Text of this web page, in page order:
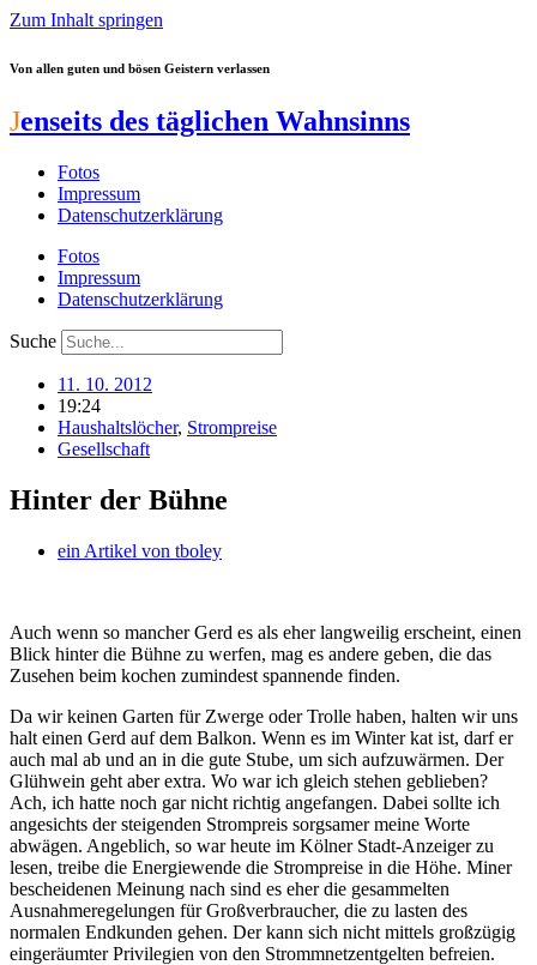
Zum Inhalt springen
Von allen guten und bösen Geistern verlassen
Jenseits des täglichen Wahnsinns
Fotos
Impressum
Datenschutzerklärung
Fotos
Impressum
Datenschutzerklärung
Suche
11. 10. 2012
19:24
Haushaltslöcher, Strompreise
Gesellschaft
Hinter der Bühne
ein Artikel von tboley
Auch wenn so mancher Gerd es als eher langweilig erscheint, einen
Blick hinter die Bühne zu werfen, mag es andere geben, die das
Zusehen beim kochen zumindest spannende finden.
Da wir keinen Garten für Zwerge oder Trolle haben, halten wir uns
halt einen Gerd auf dem Balkon. Wenn es im Winter kat ist, darf er
auch mal ab und an in die gute Stube, um sich aufzuwärmen. Der
Glühwein geht aber extra. Wo war ich gleich stehen geblieben?
Ach, ich hatte noch gar nicht richtig angefangen. Dabei sollte ich
angesichts der steigenden Strompreis sorgsamer meine Worte
abwägen. Angeblich, so war heute im Kölner Stadt-Anzeiger zu
lesen, treibe die Energiewende die Strompreise in die Höhe. Miner
bescheidenen Meinung nach sind es eher die gesammelten
Ausnahmeregelungen für Großverbraucher, die zu lasten des
normalen Endkunden gehen. Der kann sich nicht mittels großzügig
eingeräumter Privilegien von den Strommnetzentgelten befreien.